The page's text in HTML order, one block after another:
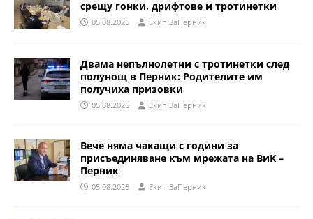
срещу гонки, дрифтове и тротинетки
05.08.2026 Eкип ЗаПерник
Двама непълнолетни с тротинетки след
полунощ в Перник: Родителите им
получиха призовки
05.08.2026 Eкип ЗаПерник
Вече няма чакащи с години за
присъединяване към мрежата на ВиК –
Перник
05.08.2026 Eкип ЗаПерник